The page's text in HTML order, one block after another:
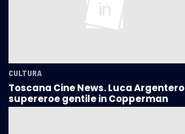
CULTURA
Toscana Cine News. Luca Argentero
supereroe gentile in Copperman